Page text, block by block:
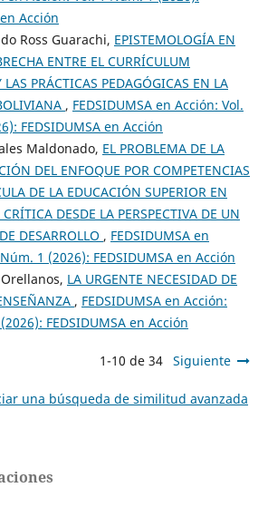
Acción
Ross Guarachi, EPISTEMOLOGÍA EN
ENTRE EL CURRÍCULUM
LAS PRÁCTICAS PEDAGÓGICAS EN LA
, FEDSIDUMSA en Acción: Vol.
FEDSIDUMSA en Acción
Maldonado, EL PROBLEMA DE LA
DEL ENFOQUE POR COMPETENCIAS
DE LA EDUCACIÓN SUPERIOR EN
DESDE LA PERSPECTIVA DE UN
DESARROLLO , FEDSIDUMSA en
1 (2026): FEDSIDUMSA en Acción
LA URGENTE NECESIDAD DE
, FEDSIDUMSA en Acción:
FEDSIDUMSA en Acción
1-10 de 34 Siguiente
una búsqueda de similitud avanzada